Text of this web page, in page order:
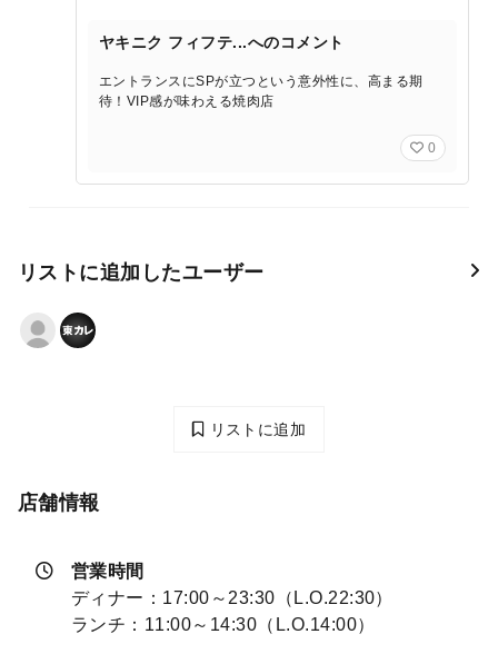
ヤキニク フィフテ...へのコメント
エントランスにSPが立つという意外性に、高まる期
待！VIP感が味わえる焼肉店
0
リストに追加したユーザー
リストに追加
店舗情報
営業時間
ディナー：17:00～23:30（L.O.22:30）
ランチ：11:00～14:30（L.O.14:00）